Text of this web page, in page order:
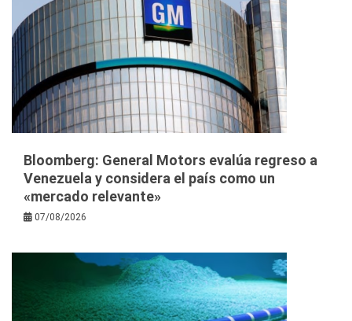
Bloomberg: General Motors evalúa regreso a
Venezuela y considera el país como un
«mercado relevante»
07/08/2026